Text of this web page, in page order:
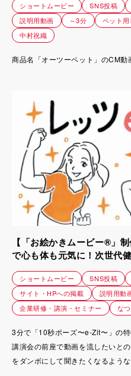
ショートムービー SNS投稿
説明用動画
～3分 ペット
中村祝織
商品名「オーツーペット」のCM動
【「お絵かきムービー®」
で心も体も元気に！次世代
｜株式会社スタジオユウ
ショートムービー SNS投稿
サイト・HPへの掲載
説明用動
企業研修・講演・セミナー
な
3分で「10秒ポーズ〜e-Zit〜」の
講演会の前座で動画を流したいと
をダンボにして聞きたくなるよう